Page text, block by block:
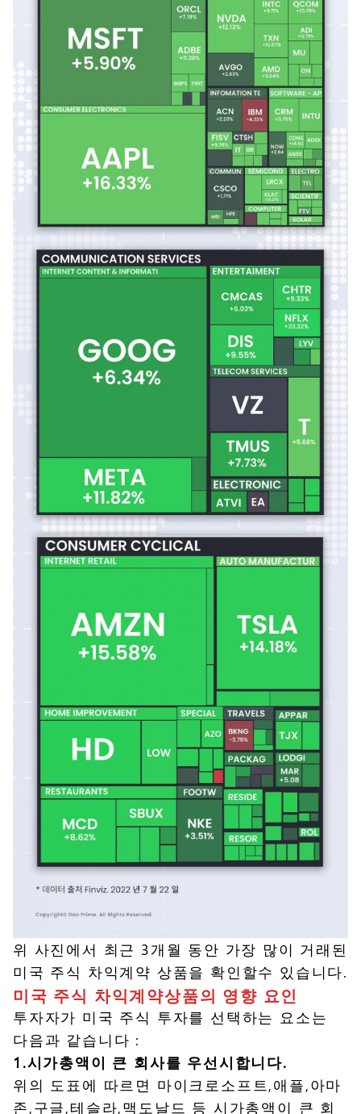
위 사진에서 최근 3개월 동안 가장 많이 거래된
미국 주식 차익계약 상품을 확인할수 있습니다.
미국 주식 차익계약상품의 영향 요인
투자자가 미국 주식 투자를 선택하는 요소는
다음과 같습니다 :
1.시가총액이 큰 회사를 우선시합니다.
위의 도표에 따르면 마이크로소프트,애플,아마
존,구글,테슬라,맥도날드 등 시가총액이 큰 회